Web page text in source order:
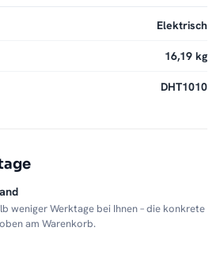
Elektrisch
16,19 kg
DHT1010
weniger Werktage bei Ihnen – die konkrete
am Warenkorb.